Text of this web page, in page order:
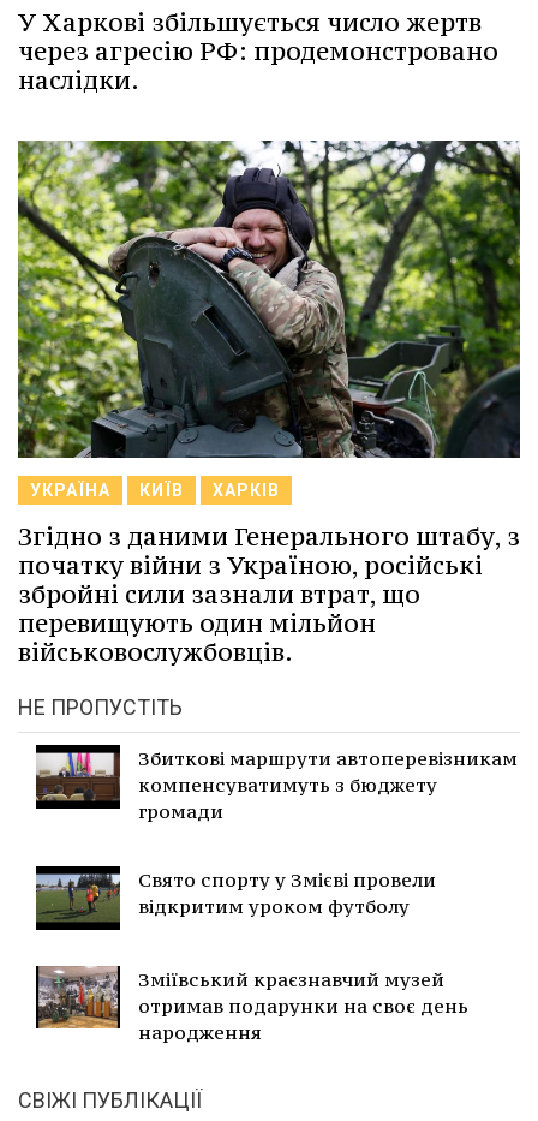
У Харкові збільшується число жертв
через агресію РФ: продемонстровано
наслідки.
УКРАЇНА КИЇВ ХАРКІВ
Згідно з даними Генерального штабу, з
початку війни з Україною, російські
збройні сили зазнали втрат, що
перевищують один мільйон
військовослужбовців.
НЕ ПРОПУСТІТЬ
Збиткові маршрути автоперевізникам
компенсуватимуть з бюджету
громади
Свято спорту у Змієві провели
відкритим уроком футболу
Зміївський краєзнавчий музей
отримав подарунки на своє день
народження
СВІЖІ ПУБЛІКАЦІЇ